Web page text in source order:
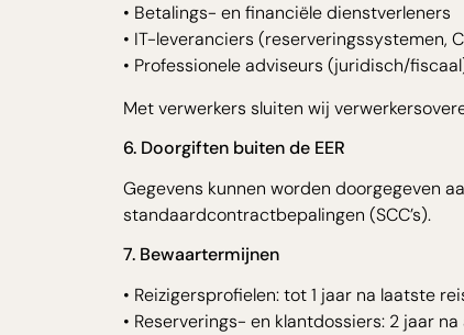
• Betalings- en financiële dienstverleners
• IT-leveranciers (reserveringssystemen,
• Professionele adviseurs (juridisch/
Met verwerkers sluiten wij
6. Doorgiften buiten de EER
Gegevens kunnen worden doorgegeven
standaardcontractbepalingen (SCC’s).
7. Bewaartermijnen
• Reizigersprofielen: tot 1 jaar na laatste
• Reserverings- en klantdossiers: 2 jaar